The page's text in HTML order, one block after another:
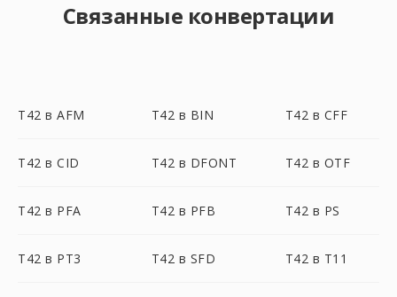
Связанные конвертации
T42 в AFM T42 в BIN T42 в CFF
T42 в CID T42 в DFONT T42 в OTF
T42 в PFA T42 в PFB T42 в PS
T42 в PT3 T42 в SFD T42 в T11